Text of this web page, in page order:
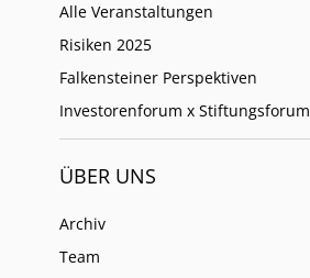
Alle Veranstaltungen
Risiken 2025
Falkensteiner Perspektiven
Investorenforum x Stiftungsforum
ÜBER UNS
Archiv
Team